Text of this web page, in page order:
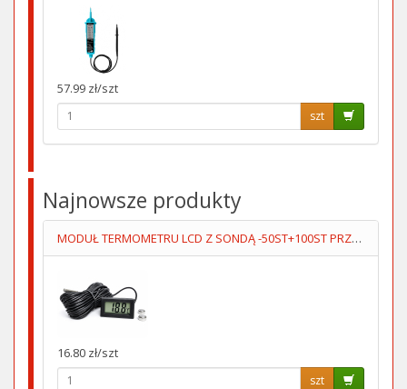
57.99 zł/szt
szt
Najnowsze produkty
MODUŁ TERMOMETRU LCD Z SONDĄ -50ST+100ST PRZEWÓD 5M
16.80 zł/szt
szt